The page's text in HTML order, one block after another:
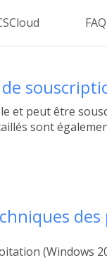
FAQ
et peut être
sont
(Windows